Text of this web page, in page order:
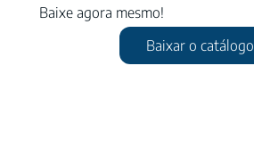
Baixe agora mesmo!
Baixar o catálogo